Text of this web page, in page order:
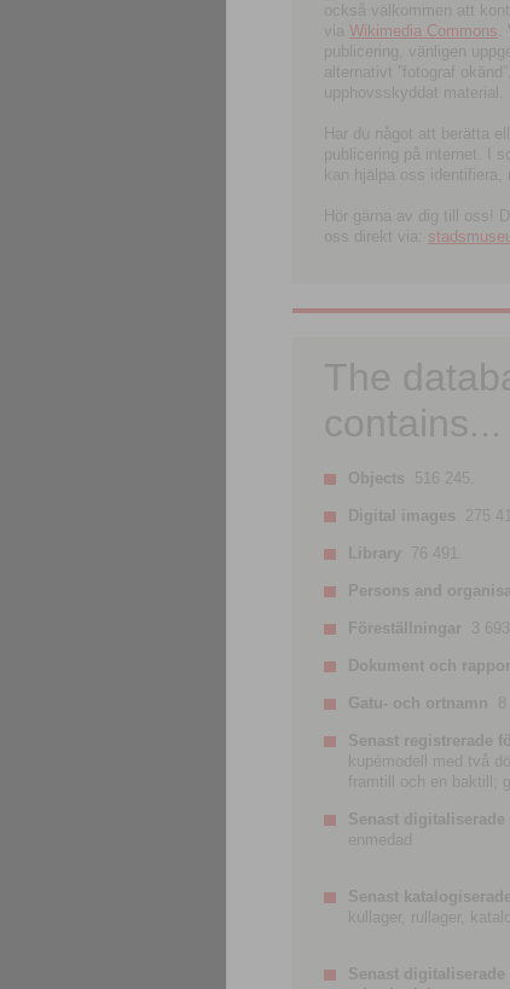
också välkommen att
via Wikimedia Commons
publicering, vänligen
alternativt ”fotograf
upphovsskyddat material.
Har du något att berätta
publicering på internet. I
kan hjälpa oss
Hör gärna av dig till oss!
oss direkt via:
The
contains...
Objects 516 245.
Digital images 275
Library 76 491.
Persons and
Föreställningar 3 693.
Dokument och
Gatu- och ortnamn
Senast registrerade
kupémodell med två
framtill och en baktill;
Senast digitaliserade
enmedad
Senast
kullager, rullager,
Senast